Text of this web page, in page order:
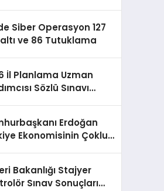
Siber Operasyon 127
ve 86 Tutuklama
İl Planlama Uzman
Sözlü Sınavı
Erdoğan
Ekonomisinin Çoklu
Bakanlığı Stajyer
Sınav Sonuçları